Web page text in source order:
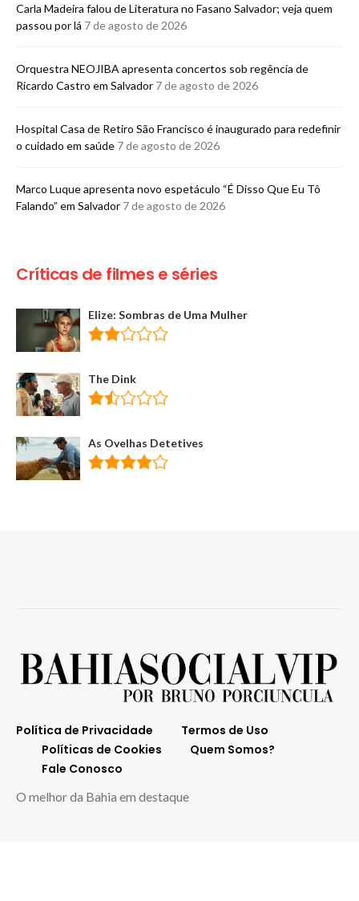
Carla Madeira falou de Literatura no Fasano Salvador; veja quem
passou por lá 7 de agosto de 2026
Orquestra NEOJIBA apresenta concertos sob regência de
Ricardo Castro em Salvador 7 de agosto de 2026
Hospital Casa de Retiro São Francisco é inaugurado para redefinir
o cuidado em saúde 7 de agosto de 2026
Marco Luque apresenta novo espetáculo “É Disso Que Eu Tô
Falando” em Salvador 7 de agosto de 2026
Críticas de filmes e séries
Elize: Sombras de Uma Mulher
The Dink
As Ovelhas Detetives
Política de Privacidade
Termos de Uso
Políticas de Cookies
Quem Somos?
Fale Conosco
O melhor da Bahia em destaque